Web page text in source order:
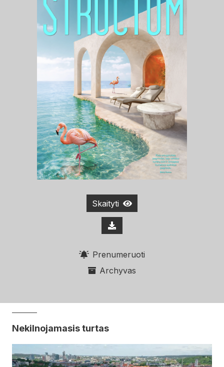
Skaityti
Prenumeruoti
Archyvas
Nekilnojamasis turtas